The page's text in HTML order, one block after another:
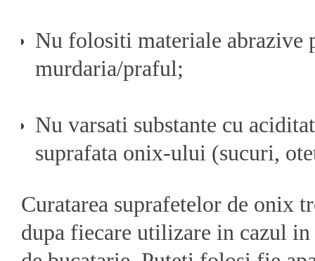
Nu folositi materiale abrazive
murdaria/praful;
Nu varsati substante cu
suprafata onix-ului (sucuri,
Curatarea suprafetelor de onix
dupa fiecare utilizare in cazul